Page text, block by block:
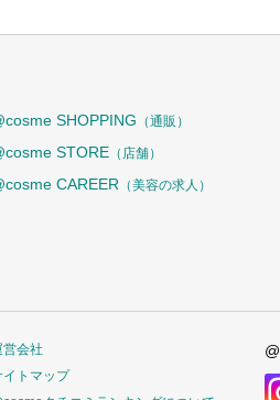
SHOPPING （通販）
STORE （店舗）
CAREER （美容の求人）
営会社
イトマップ